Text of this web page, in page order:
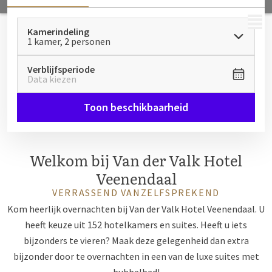
MENU
Kamerindeling
1 kamer, 2 personen
Verblijfsperiode
Data kiezen
Toon beschikbaarheid
Welkom bij Van der Valk Hotel
Veenendaal
VERRASSEND VANZELFSPREKEND
Kom heerlijk overnachten bij Van der Valk Hotel Veenendaal. U
heeft keuze uit 152 hotelkamers en suites. Heeft u iets
bijzonders te vieren? Maak deze gelegenheid dan extra
bijzonder door te overnachten in een van de luxe suites met